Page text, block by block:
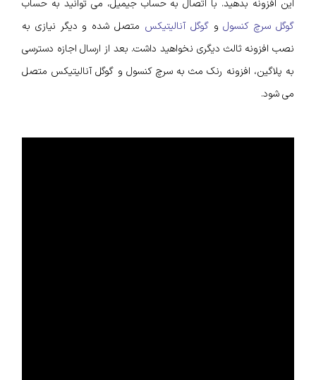
این افزونه بدهید. با اتصال به حساب جیمیل، می توانید به حساب
گوگل سرچ کنسولوگوگل آنالیتیکس متصل شده و دیگر نیازی به
نصب افزونه ثالث دیگری نخواهید داشت. بعد از ارسال اجازه دسترسی
به پلاگین، افزونه رنک مث به سرچ کنسول و گوگل آنالیتیکس متصل
می شود.